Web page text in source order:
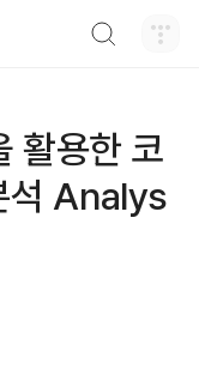
활용한 코
석 Analys